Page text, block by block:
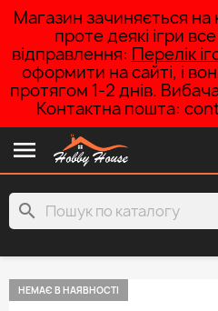
Магазин зачиняється
проте деякі ігри
відправлення: Перелік
оформити на сайті, і
протягом 1-2 днів.
Контактна пошта:

search
НЕМАЄ В НАЯВНОСТІ